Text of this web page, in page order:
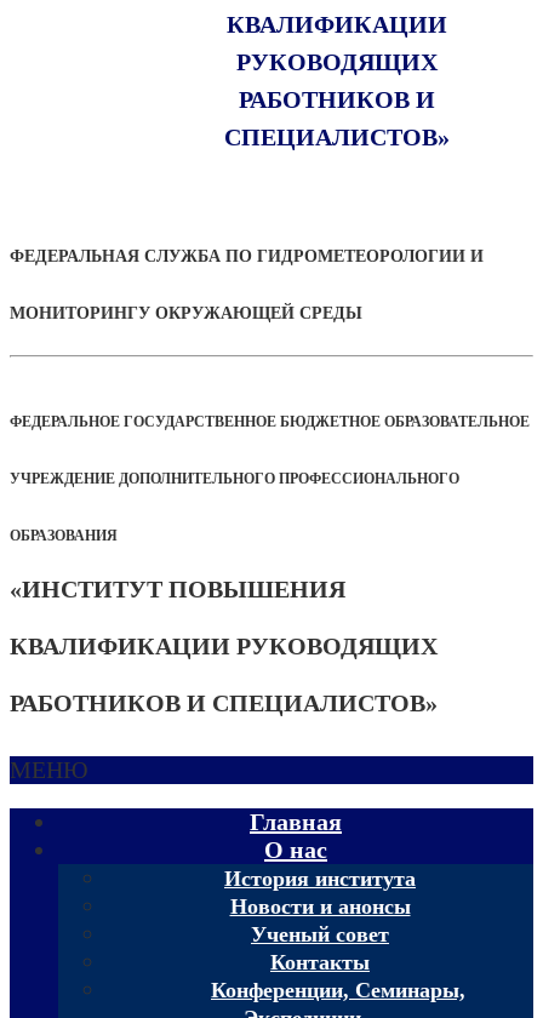
КВАЛИФИКАЦИИ
РУКОВОДЯЩИХ
РАБОТНИКОВ И
СПЕЦИАЛИСТОВ»
ФЕДЕРАЛЬНАЯ СЛУЖБА ПО ГИДРОМЕТЕОРОЛОГИИ И
МОНИТОРИНГУ ОКРУЖАЮЩЕЙ СРЕДЫ
ФЕДЕРАЛЬНОЕ ГОСУДАРСТВЕННОЕ БЮДЖЕТНОЕ ОБРАЗОВАТЕЛЬНОЕ
УЧРЕЖДЕНИЕ ДОПОЛНИТЕЛЬНОГО ПРОФЕССИОНАЛЬНОГО
ОБРАЗОВАНИЯ
«ИНСТИТУТ ПОВЫШЕНИЯ
КВАЛИФИКАЦИИ РУКОВОДЯЩИХ
РАБОТНИКОВ И СПЕЦИАЛИСТОВ»
МЕНЮ
Главная
О нас
История института
Новости и анонсы
Ученый совет
Контакты
Конференции, Семинары,